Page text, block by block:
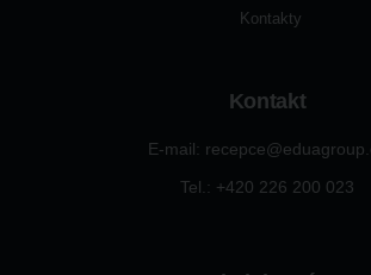
Kontakty
Kontakt
E-mail:
Tel.: +420 226 200 023